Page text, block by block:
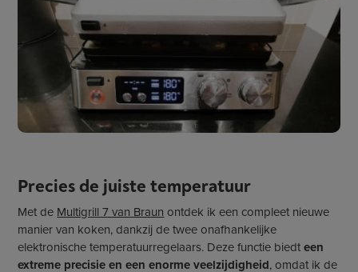
Precies de juiste temperatuur
Met de Multigrill 7 van Braun ontdek ik een compleet nieuwe
manier van koken, dankzij de twee onafhankelijke
elektronische temperatuurregelaars. Deze functie biedteen
extreme precisie en een enorme veelzijdigheid, omdat ik de